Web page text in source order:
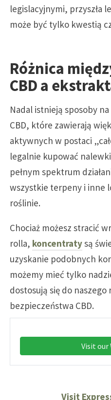
legislacyjnymi, przyszła
może być tylko kwestią
Różnica
CBD a
Nadal istnieją sposoby
CBD, które zawierają
aktywnych w postaci
legalnie kupować
pełnym spektrum
wszystkie terpeny i inne
roślinie.
Chociaż możesz stracić
rolla, koncentratysą
uzyskanie podobnych
możemy mieć tylko
dostosują się do
bezpieczeństwa CBD.
Visit our
Visit